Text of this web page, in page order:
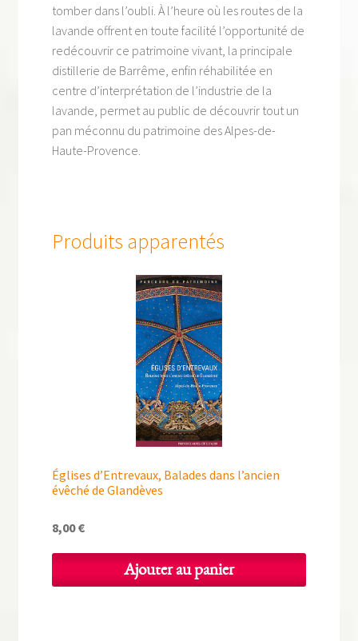
tomber dans l’oubli. À l’heure où les routes de la
lavande offrent en toute facilité l’opportunité de
redécouvrir ce patrimoine vivant, la principale
distillerie de Barrême, enfin réhabilitée en
centre d’interprétation de l’industrie de la
lavande, permet au public de découvrir tout un
pan méconnu du patrimoine des Alpes-de-
Haute-Provence.
Produits apparentés
Églises d’Entrevaux, Balades dans l’ancien
évêché de Glandèves
8,00€
Ajouter au panier